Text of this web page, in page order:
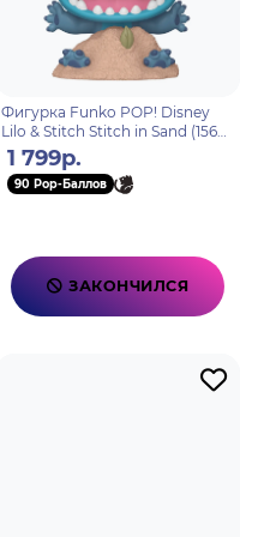
Фигурка Funko POP! Disney
Lilo & Stitch Stitch in Sand (1566)
86276
1 799р.
90 Pop-Баллов
ЗАКОНЧИЛСЯ